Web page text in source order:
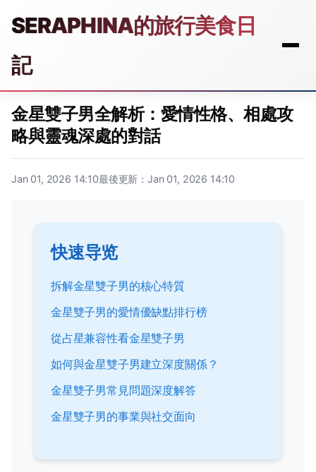
SERAPHINA的旅行美食日
記
金星雙子男全解析：愛情性格、相處攻
略與靈魂深處的對話
Jan 01, 2026 14:10最後更新：Jan 01, 2026 14:10
快速导览
拆解金星雙子男的核心特質
金星雙子男的愛情優缺點排行榜
從占星兼容性看金星雙子男
如何與金星雙子男建立深度關係？
金星雙子男常見問題深度解答
金星雙子男的事業與社交面向